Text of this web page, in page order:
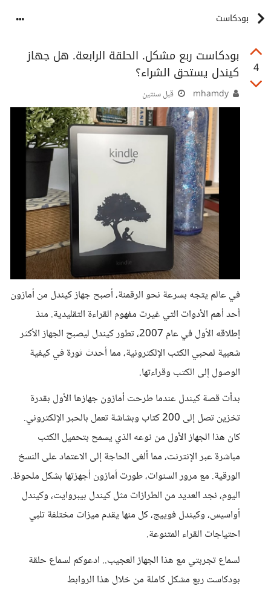
بودكاست
4
بودكاست ربع مشكل. الحلقة الرابعة. هل جهاز
كيندل يستحق الشراء؟
قبل سنتين
في عالم يتجه بسرعة نحو الرقمنة، أصبح جهاز كيندل من أمازون
أحد أهم الأدوات التي غيرت مفهوم القراءة التقليدية. منذ
إطلاقه الأول في عام 2007، تطور كيندل ليصبح الجهاز الأكثر
شعبية لمحبي الكتب الإلكترونية، مما أحدث ثورة في كيفية
الوصول إلى الكتب وقراءتها.
بدأت قصة كيندل عندما طرحت أمازون جهازها الأول بقدرة
تخزين تصل إلى 200 كتاب وبشاشة تعمل بالحبر الإلكتروني.
كان هذا الجهاز الأول من نوعه الذي يسمح بتحميل الكتب
مباشرة عبر الإنترنت، مما ألغى الحاجة إلى الاعتماد على النسخ
الورقية. مع مرور السنوات، طورت أمازون أجهزتها بشكل ملحوظ.
اليوم، نجد العديد من الطرازات مثل كيندل بيبروايت، وكيندل
أواسيس، وكيندل فوييج، كل منها يقدم ميزات مختلفة تلبي
احتياجات القراء المتنوعة.
لسماع تجربتي مع هذا الجهاز العجيب.. ادعوكم لسماع حلقة
بودكاست ربع مشكل كاملة من خلال هذا الروابط